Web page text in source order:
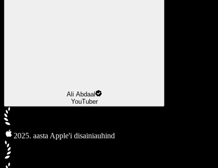
Ali Abdaal
YouTuber
2025. aasta Apple'i disainiauhind